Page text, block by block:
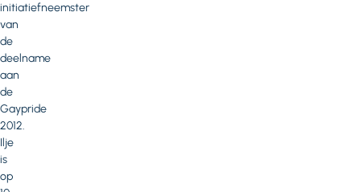
initiatiefneemster
van
de
deelname
aan
de
Gaypride
2012.
Ilje
is
op